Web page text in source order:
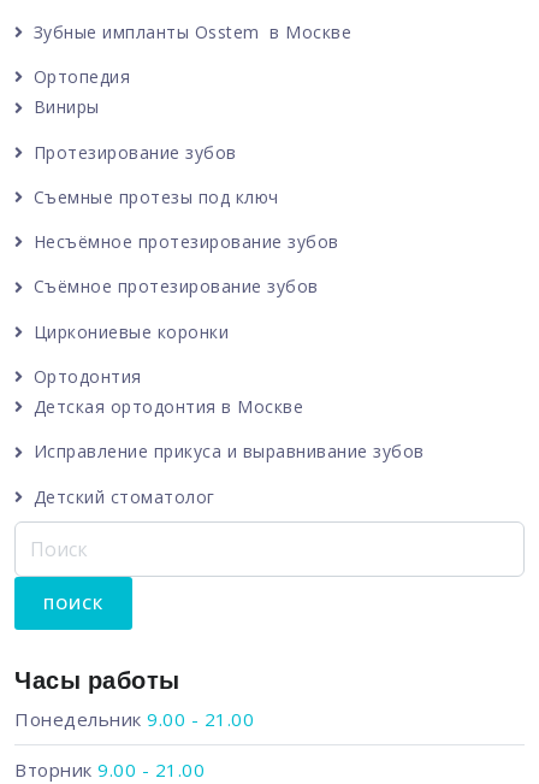
Зубные импланты Osstem в Москве
Ортопедия
Виниры
Протезирование зубов
Съемные протезы под ключ
Несъёмное протезирование зубов
Съёмное протезирование зубов
Циркониевые коронки
Ортодонтия
Детская ортодонтия в Москве
Исправление прикуса и выравнивание зубов
Детский стоматолог
Часы работы
Понедельник 9.00 - 21.00
Вторник 9.00 - 21.00